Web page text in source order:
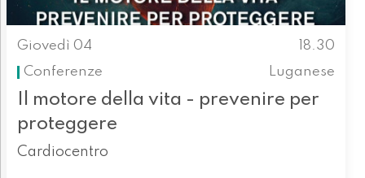
Giovedì 04
18.30
Conferenze
Luganese
Il motore della vita - prevenire per
proteggere
Cardiocentro